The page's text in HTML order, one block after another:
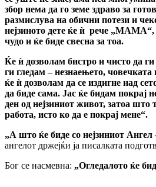
збор нема да го земе здраво за
размислува на обични потези и
нејзиното дете ќе ѝ рече „МАМА“,
чудо и ќе биде свесна за тоа.
Ќе ѝ дозволам бистро и чисто да
ги гледам – незнаењето, човечката
ќе ѝ дозволам да се издигне над
да биде сама. Јас ќе бидам покрај
ден од нејзиниот живот, затоа што
работа, исто ко да е покрај мене“.
„А што ќе биде со нејзиниот Ангел
ангелот држејќи ја писалката
Бог се насмевна: „Огледалото ќе